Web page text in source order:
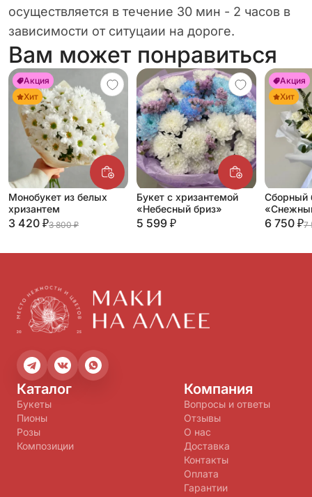
осуществляется в течение 30 мин - 2 часов в
зависимости от ситуцаии на дороге.
Вам может понравиться
Акция
Хит
Монобукет из белых
хризантем
3 420 ₽3 800 ₽
Букет с хризантемой
«Небесный бриз»
5 599 ₽
Акция
Хит
Сборный
6 750 ₽7
Каталог
Букеты
Пионы
Розы
Композиции
Компания
Вопросы и ответы
Отзывы
О нас
Доставка
Контакты
Оплата
Гарантии